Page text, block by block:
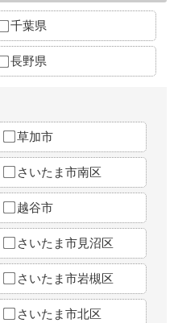
千葉県
長野県
草加市
さいたま市南区
越谷市
さいたま市見沼区
さいたま市岩槻区
さいたま市北区